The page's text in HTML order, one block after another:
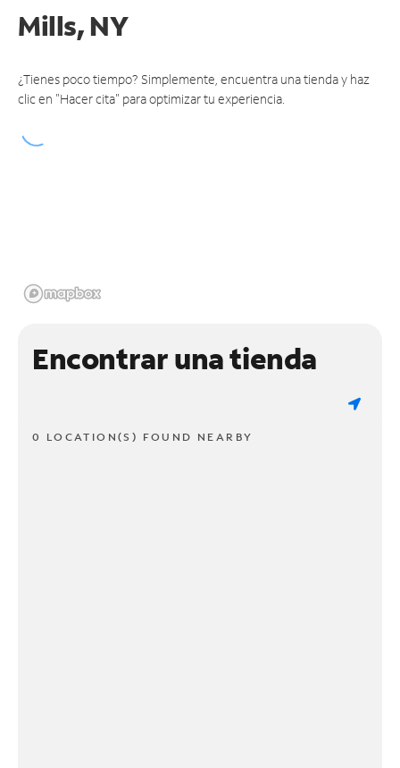
Mills, NY
¿Tienes poco tiempo? Simplemente, encuentra una tienda y haz
clic en "Hacer cita" para optimizar tu experiencia.
Encontrar una tienda
0 LOCATION(S) FOUND NEARBY